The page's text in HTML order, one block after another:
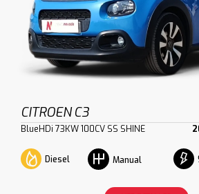
CITROEN C3
BlueHDi 73KW 100CV SS SHINE
Diesel Manual